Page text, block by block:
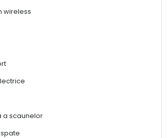
wireless
a scaunelor